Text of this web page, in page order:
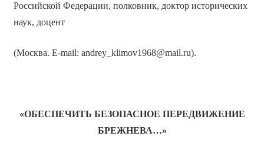
Российской Федерации, полковник, доктор исторических
наук, доцент
(Москва. E-mail: andrey_klimov1968@mail.ru).
«ОБЕСПЕЧИТЬ БЕЗОПАСНОЕ ПЕРЕДВИЖЕНИЕ
БРЕЖНЕВА…»